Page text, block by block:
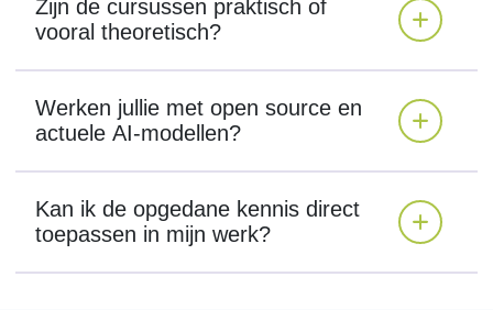
Zijn de cursussen praktisch of
vooral theoretisch?
Werken jullie met open source en
actuele AI-modellen?
Kan ik de opgedane kennis direct
toepassen in mijn werk?